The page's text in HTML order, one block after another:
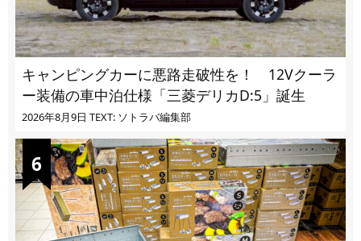
キャンピングカーに悪路走破性を！ 12Vクーラ
ー装備の車中泊仕様「三菱デリカD:5」誕生
2026年8月9日 TEXT: ソトラバ編集部